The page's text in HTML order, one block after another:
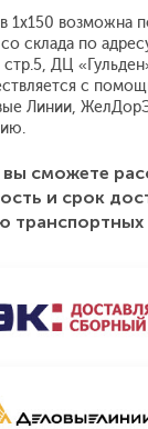
1х150 возможна
склада по
ДЦ
с
Линии,
вы сможете
и срок
транспортных